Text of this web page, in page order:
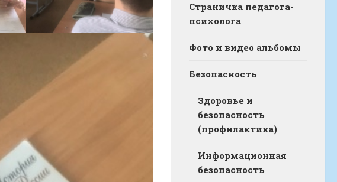
Страничка педагога-
психолога
Фото и видео альбомы
Безопасность
Здоровье и
безопасность
(профилактика)
Информационная
безопасность